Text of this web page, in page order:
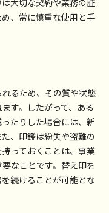
大切な契約や業務の証
、常に慎重な使用と手
るため、その質や状態
す。したがって、ある
たりした場合には、新
、印鑑は紛失や盗難の
っておくことは、事業
なことです。替え印を
続けることが可能とな